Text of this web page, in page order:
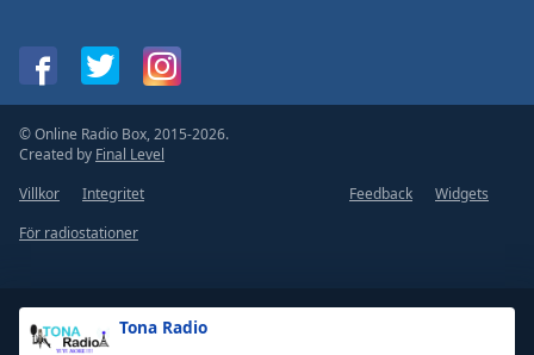
Tona Radio
© Online Radio Box, 2015-2026.
Created by Final Level
Villkor
Integritet Feedback
Widgets
För radiostationer